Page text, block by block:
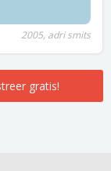
2005, adri smits
gratis!